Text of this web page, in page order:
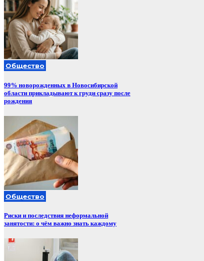
Общество
99% новорожденных в Новосибирской
области прикладывают к груди сразу после
рождения
Общество
Риски и последствия неформальной
занятости: о чём важно знать каждому